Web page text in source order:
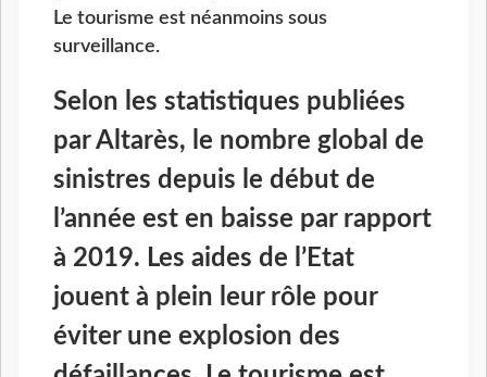
Le tourisme est néanmoins sous
surveillance.
Selon les statistiques publiées
par Altarès, le nombre global de
sinistres depuis le début de
l’année est en baisse par rapport
à 2019. Les aides de l’Etat
jouent à plein leur rôle pour
éviter une explosion des